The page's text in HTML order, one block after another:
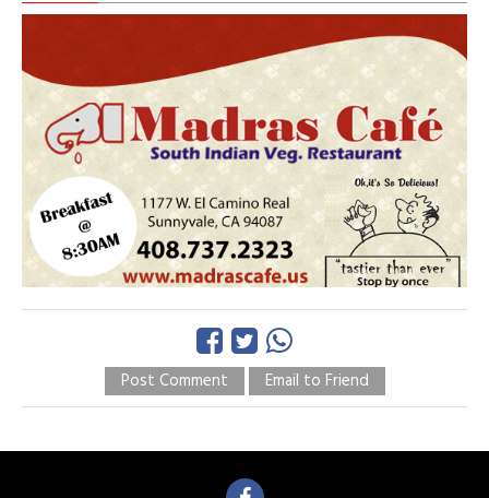
Post Comment Email to Friend